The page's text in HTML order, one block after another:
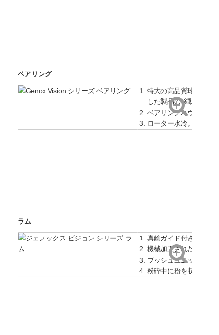
ベアリング
特大の高品質球面軸ベ
した製品の移動を防ぎ
ベアリングハウジング
ローター水冷。オプシ
ラム
真鍮ガイド付きの分割
機械加工された一体型
プッシュユニット用の
粉砕中に粉を収集し、